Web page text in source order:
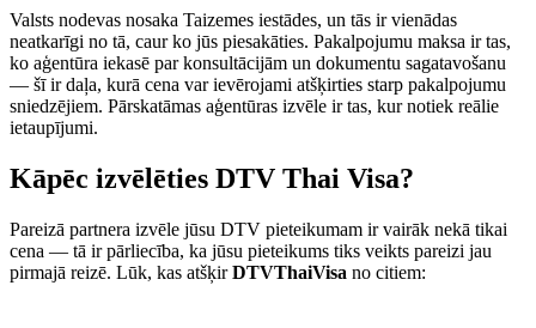
Valsts nodevas nosaka Taizemes iestādes, un tās ir vienādas
neatkarīgi no tā, caur ko jūs piesakāties. Pakalpojumu maksa ir tas,
ko aģentūra iekasē par konsultācijām un dokumentu sagatavošanu
— šī ir daļa, kurā cena var ievērojami atšķirties starp pakalpojumu
sniedzējiem. Pārskatāmas aģentūras izvēle ir tas, kur notiek reālie
ietaupījumi.
Kāpēc izvēlēties DTV Thai Visa?
Pareizā partnera izvēle jūsu DTV pieteikumam ir vairāk nekā tikai
cena — tā ir pārliecība, ka jūsu pieteikums tiks veikts pareizi jau
pirmajā reizē. Lūk, kas atšķirDTVThaiVisa no citiem: